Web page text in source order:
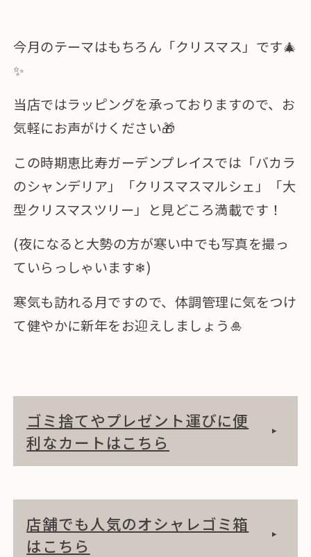
今月のテーマはもちろん「クリスマス」です🎄
✨
当店ではラッピングを承っておりますので、お
気軽にお声がけください🎁
この時期恵比寿ガーデンプレイスでは「バカラ
のシャンデリア」「クリスマスマルシェ」「大
型クリスマスツリー」と見どころ満載です！
(夜になると大勢の方が寒い中でも写真を撮っ
ていらっしゃいます❄︎)
寒気も訪れる月ですので、体調管理に気をつけ
て健やかに新年をお迎えしましょう🎍
ゴミ捨てやプレゼント運びに便
利なカートはこちら
店舗でも人気のオシャレゴミ箱
はこちら